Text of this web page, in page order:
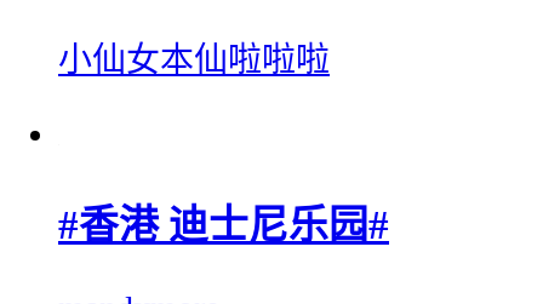
小仙女本仙啦啦啦
#香港 迪士尼乐园#